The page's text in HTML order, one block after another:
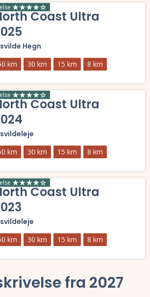
Coast Ultra
Hegn
km 30 km 15 km 8 km
Coast Ultra
km 30 km 15 km 8 km
Coast Ultra
km 30 km 15 km 8 km
fra 2027